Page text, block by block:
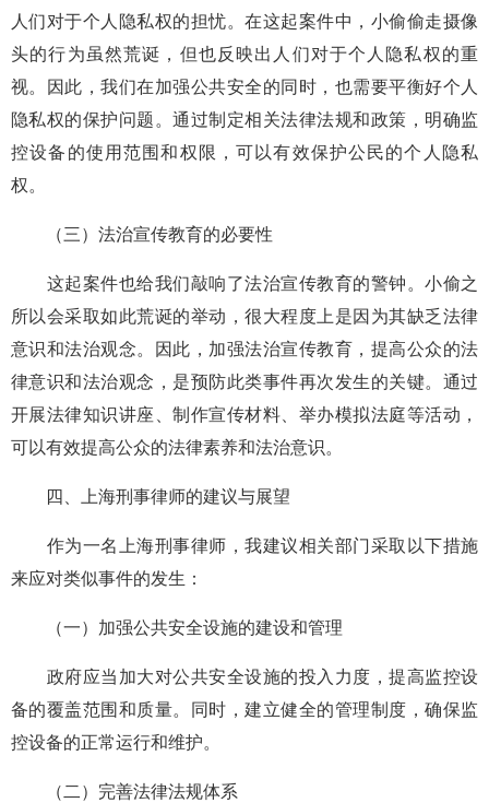
人们对于个人隐私权的担忧。在这起案件中，小偷偷走摄像
头的行为虽然荒诞，但也反映出人们对于个人隐私权的重
视。因此，我们在加强公共安全的同时，也需要平衡好个人
隐私权的保护问题。通过制定相关法律法规和政策，明确监
控设备的使用范围和权限，可以有效保护公民的个人隐私
权。
（三）法治宣传教育的必要性
这起案件也给我们敲响了法治宣传教育的警钟。小偷之
所以会采取如此荒诞的举动，很大程度上是因为其缺乏法律
意识和法治观念。因此，加强法治宣传教育，提高公众的法
律意识和法治观念，是预防此类事件再次发生的关键。通过
开展法律知识讲座、制作宣传材料、举办模拟法庭等活动，
可以有效提高公众的法律素养和法治意识。
四、上海刑事律师的建议与展望
作为一名上海刑事律师，我建议相关部门采取以下措施
来应对类似事件的发生：
（一）加强公共安全设施的建设和管理
政府应当加大对公共安全设施的投入力度，提高监控设
备的覆盖范围和质量。同时，建立健全的管理制度，确保监
控设备的正常运行和维护。
（二）完善法律法规体系